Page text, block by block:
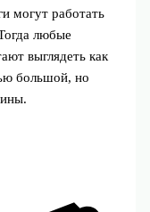
могут работать
любые
выглядеть как
большой, но